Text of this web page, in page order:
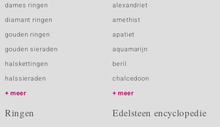
dames ringen
diamant ringen
gouden ringen
gouden sieraden
halskettingen
halssieraden
meer
alexandriet
amethist
apatiet
aquamarijn
beril
chalcedoon
meer
Ringen Edelsteen encyclopedie